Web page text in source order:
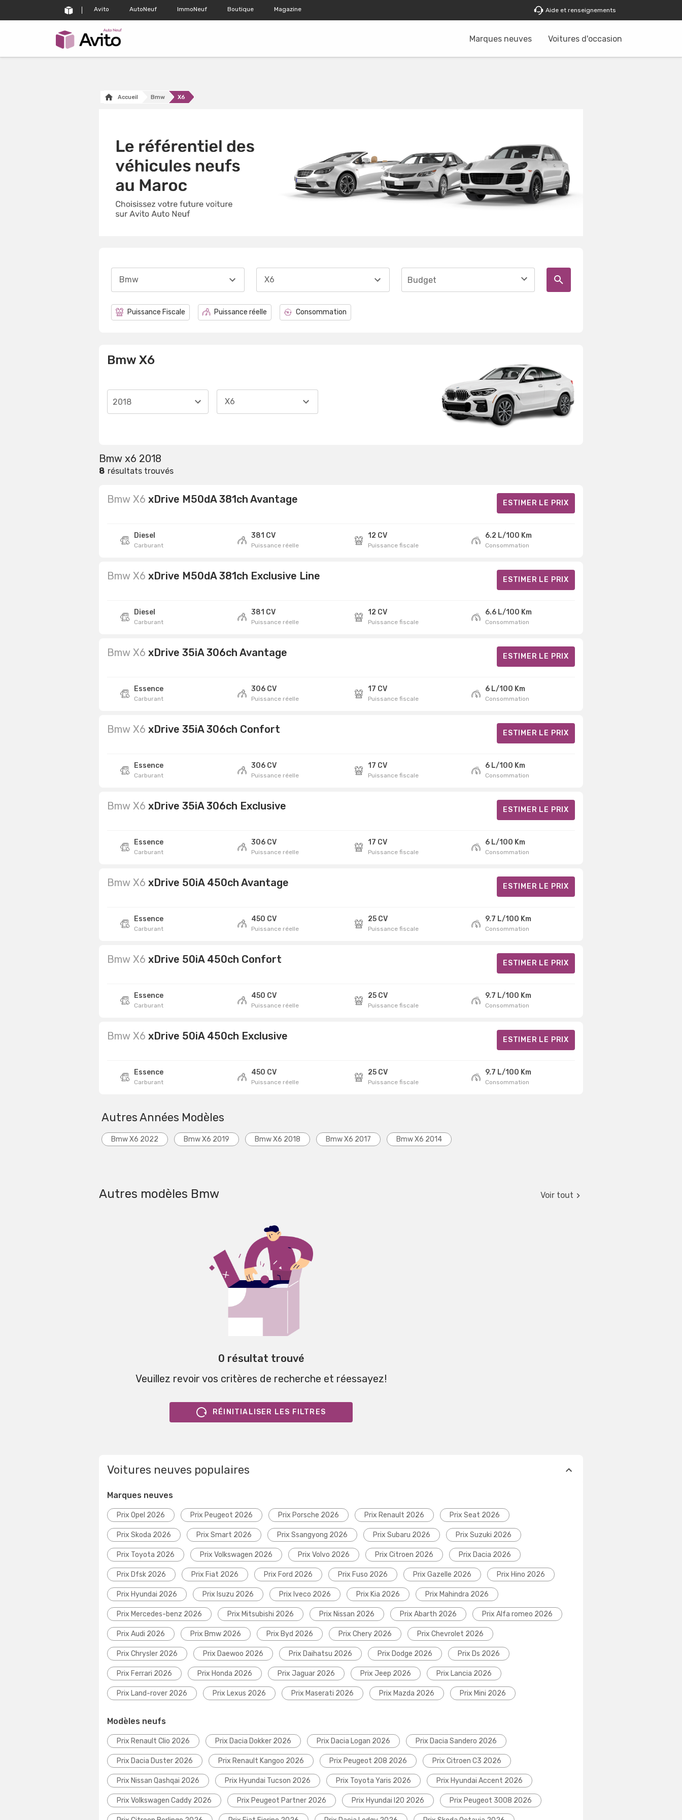
Avito AutoNeuf ImmoNeuf Boutique Magazine Aide et renseignements
Marques neuves Voitures d'occasion
Accueil Bmw X6
Bmw X6 Budget
Puissance Fiscale Puissance réelle Consommation
Bmw X6
2018 X6
Bmw x6 2018
8 résultats trouvés
Bmw X6 xDrive M50dA 381ch Avantage ESTIMER LE PRIX
Diesel
Carburant
381 CV
Puissance réelle
12 CV
Puissance fiscale
6.2 L/100 Km
Consommation
Bmw X6 xDrive M50dA 381ch Exclusive Line ESTIMER LE PRIX
Diesel
Carburant
381 CV
Puissance réelle
12 CV
Puissance fiscale
6.6 L/100 Km
Consommation
Bmw X6 xDrive 35iA 306ch Avantage ESTIMER LE PRIX
Essence
Carburant
306 CV
Puissance réelle
17 CV
Puissance fiscale
6 L/100 Km
Consommation
Bmw X6 xDrive 35iA 306ch Confort ESTIMER LE PRIX
Essence
Carburant
306 CV
Puissance réelle
17 CV
Puissance fiscale
6 L/100 Km
Consommation
Bmw X6 xDrive 35iA 306ch Exclusive ESTIMER LE PRIX
Essence
Carburant
306 CV
Puissance réelle
17 CV
Puissance fiscale
6 L/100 Km
Consommation
Bmw X6 xDrive 50iA 450ch Avantage ESTIMER LE PRIX
Essence
Carburant
450 CV
Puissance réelle
25 CV
Puissance fiscale
9.7 L/100 Km
Consommation
Bmw X6 xDrive 50iA 450ch Confort ESTIMER LE PRIX
Essence
Carburant
450 CV
Puissance réelle
25 CV
Puissance fiscale
9.7 L/100 Km
Consommation
Bmw X6 xDrive 50iA 450ch Exclusive ESTIMER LE PRIX
Essence
Carburant
450 CV
Puissance réelle
25 CV
Puissance fiscale
9.7 L/100 Km
Consommation
Autres Années Modèles
Bmw X6 2022 Bmw X6 2019 Bmw X6 2018 Bmw X6 2017 Bmw X6 2014
Autres modèles Bmw Voir tout
0 résultat trouvé
Veuillez revoir vos critères de recherche et réessayez!
RÉINITIALISER LES FILTRES
Voitures neuves populaires
Marques neuves
Prix Opel 2026 Prix Peugeot 2026 Prix Porsche 2026 Prix Renault 2026 Prix Seat 2026
Prix Skoda 2026 Prix Smart 2026 Prix Ssangyong 2026 Prix Subaru 2026 Prix Suzuki 2026
Prix Toyota 2026 Prix Volkswagen 2026 Prix Volvo 2026 Prix Citroen 2026 Prix Dacia 2026
Prix Dfsk 2026 Prix Fiat 2026 Prix Ford 2026 Prix Fuso 2026 Prix Gazelle 2026 Prix Hino 2026
Prix Hyundai 2026 Prix Isuzu 2026 Prix Iveco 2026 Prix Kia 2026 Prix Mahindra 2026
Prix Mercedes-benz 2026 Prix Mitsubishi 2026 Prix Nissan 2026 Prix Abarth 2026 Prix Alfa romeo 2026
Prix Audi 2026 Prix Bmw 2026 Prix Byd 2026 Prix Chery 2026 Prix Chevrolet 2026
Prix Chrysler 2026 Prix Daewoo 2026 Prix Daihatsu 2026 Prix Dodge 2026 Prix Ds 2026
Prix Ferrari 2026 Prix Honda 2026 Prix Jaguar 2026 Prix Jeep 2026 Prix Lancia 2026
Prix Land-rover 2026 Prix Lexus 2026 Prix Maserati 2026 Prix Mazda 2026 Prix Mini 2026
Modèles neufs
Prix Renault Clio 2026 Prix Dacia Dokker 2026 Prix Dacia Logan 2026 Prix Dacia Sandero 2026
Prix Dacia Duster 2026 Prix Renault Kangoo 2026 Prix Peugeot 208 2026 Prix Citroen C3 2026
Prix Nissan Qashqai 2026 Prix Hyundai Tucson 2026 Prix Toyota Yaris 2026 Prix Hyundai Accent 2026
Prix Volkswagen Caddy 2026 Prix Peugeot Partner 2026 Prix Hyundai I20 2026 Prix Peugeot 3008 2026